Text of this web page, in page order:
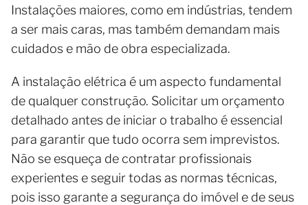
Instalações maiores, como em indústrias, tendem
a ser mais caras, mas também demandam mais
cuidados e mão de obra especializada.
A instalação elétrica é um aspecto fundamental
de qualquer construção. Solicitar um orçamento
detalhado antes de iniciar o trabalho é essencial
para garantir que tudo ocorra sem imprevistos.
Não se esqueça de contratar profissionais
experientes e seguir todas as normas técnicas,
pois isso garante a segurança do imóvel e de seus